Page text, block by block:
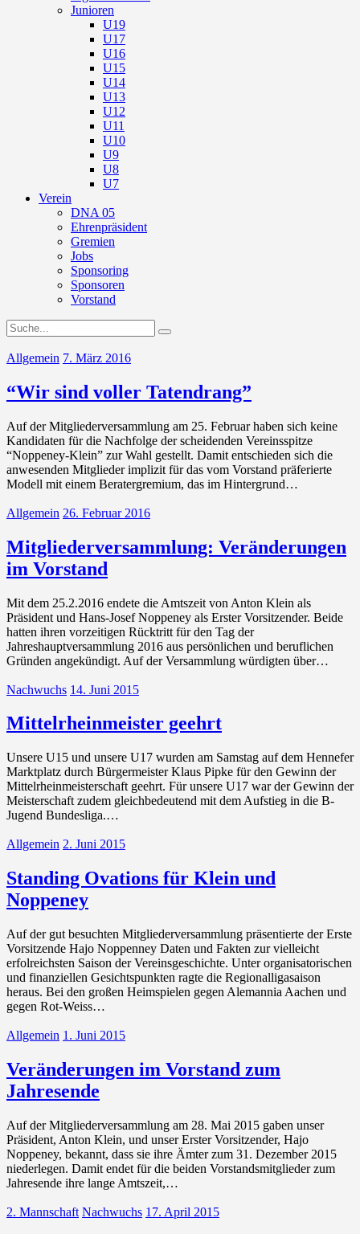
Junioren
U19
U17
U16
U15
U14
U13
U12
U11
U10
U9
U8
U7
Verein
DNA 05
Ehrenpräsident
Gremien
Jobs
Sponsoring
Sponsoren
Vorstand
Allgemein 7. März 2016
“Wir sind voller Tatendrang”
Auf der Mitgliederversammlung am 25. Februar haben sich keine
Kandidaten für die Nachfolge der scheidenden Vereinsspitze
“Noppeney-Klein” zur Wahl gestellt. Damit entschieden sich die
anwesenden Mitglieder implizit für das vom Vorstand präferierte
Modell mit einem Beratergremium, das im Hintergrund…
Allgemein 26. Februar 2016
Mitgliederversammlung: Veränderungen
im Vorstand
Mit dem 25.2.2016 endete die Amtszeit von Anton Klein als
Präsident und Hans-Josef Noppeney als Erster Vorsitzender. Beide
hatten ihren vorzeitigen Rücktritt für den Tag der
Jahreshauptversammlung 2016 aus persönlichen und beruflichen
Gründen angekündigt. Auf der Versammlung würdigten über…
Nachwuchs 14. Juni 2015
Mittelrheinmeister geehrt
Unsere U15 und unsere U17 wurden am Samstag auf dem Hennefer
Marktplatz durch Bürgermeister Klaus Pipke für den Gewinn der
Mittelrheinmeisterschaft geehrt. Für unsere U17 war der Gewinn der
Meisterschaft zudem gleichbedeutend mit dem Aufstieg in die B-
Jugend Bundesliga.…
Allgemein 2. Juni 2015
Standing Ovations für Klein und
Noppeney
Auf der gut besuchten Mitgliederversammlung präsentierte der Erste
Vorsitzende Hajo Noppenney Daten und Fakten zur vielleicht
erfolreichsten Saison der Vereinsgeschichte. Unter organisatorischen
und finanziellen Gesichtspunkten ragte die Regionalligasaison
heraus. Bei den großen Heimspielen gegen Alemannia Aachen und
gegen Rot-Weiss…
Allgemein 1. Juni 2015
Veränderungen im Vorstand zum
Jahresende
Auf der Mitgliederversammlung am 28. Mai 2015 gaben unser
Präsident, Anton Klein, und unser Erster Vorsitzender, Hajo
Noppeney, bekannt, dass sie ihre Ämter zum 31. Dezember 2015
niederlegen. Damit endet für die beiden Vorstandsmitglieder zum
Jahresende ihre lange Amtszeit,…
2. Mannschaft Nachwuchs 17. April 2015